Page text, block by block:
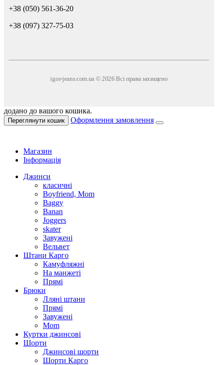
+38 (050) 561-36-20
+38 (097) 327-75-03
igor-jeans.com.ua © 2026 Всі права захищено
додано до вашого кошика.
Переглянути кошик Оформлення замовлення
Магазин
Інформація
Джинси
класичні
Boyfriend, Mom
Baggy
Banan
Joggers
skater
Завужені
Вельвет
Штани Карго
Камуфляжні
На манжеті
Прямі
Брюки
Лляні штани
Прямі
Завужені
Mom
Куртки джинсові
Шорти
Джинсові шорти
Шорти Карго